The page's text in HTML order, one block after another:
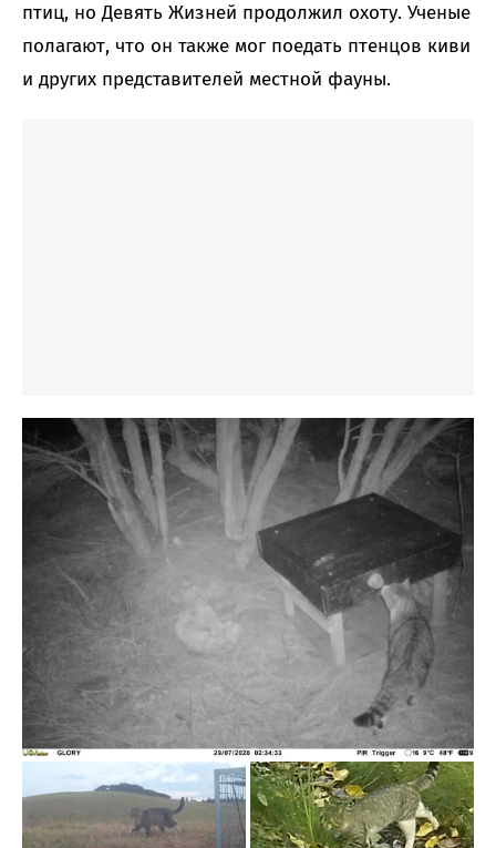
птиц, но Девять Жизней продолжил охоту. Ученые
полагают, что он также мог поедать птенцов киви
и других представителей местной фауны.